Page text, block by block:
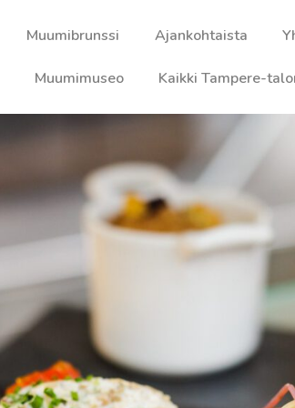
ja tunnelmaa vaativallekin maulle.
ja varaa pöytäsi jo tänään!
Muumibrunssi Ajankohtaista
Muumimuseo Kaikki Tampere-